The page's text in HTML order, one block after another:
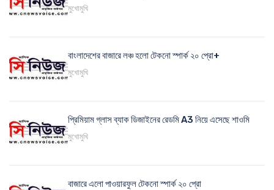
মুখোমুখি
বাংলাদেশের বাজারে লঞ্চ হলো টেকনো স্পার্ক ২০ প্রো+
মুখোমুখি
প্রিমিয়াম গ্লাস ব্যাক ডিজাইনের রেডমি A3 নিয়ে এসেছে শাওমি
মুখোমুখি
বাজারে এলো পাওয়ারফুল টেকনো স্পার্ক ২০ প্রো